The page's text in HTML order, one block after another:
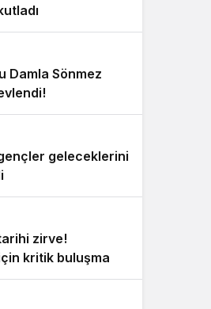
Damla Sönmez
geleceklerini
zirve!
kritik buluşma